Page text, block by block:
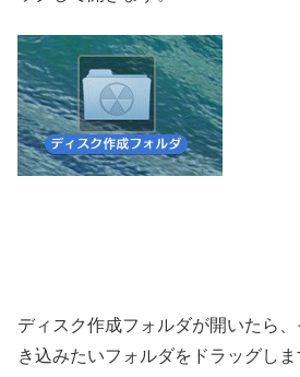
ディスク作成フォルダが開いたら
き込みたいフォルダをドラッグしま